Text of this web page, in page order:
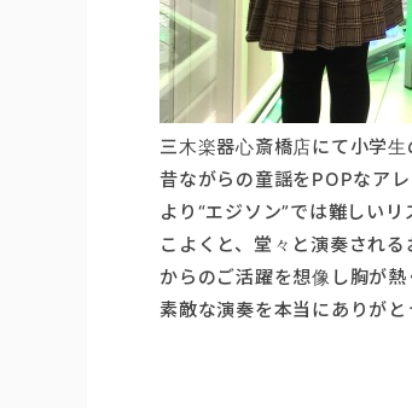
三木楽器心斎橋店にて小学
昔ながらの童謡をPOPなア
より“エジソン”では難しい
こよくと、堂々と演奏され
からのご活躍を想像し胸が熱
素敵な演奏を本当にありがと